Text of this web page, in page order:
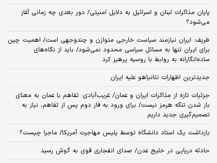
پایان مذاکرات لبنان و اسرائیل به دلایل امنیتی/ دور بعدی چه زمانی آغاز
می‌شود؟
ظریف: ایران نیازمند سیاست خارجی متوازن و چندوجهی است/ اهمیت چین
برای ایران تنها به مسائل سیاسی محدود نمی‌شود/ باید از نگاه‌های
ساده‌انگارانه به روابط با روسیه پرهیز کرد
جدیدترین اظهارات نتانیاهو علیه ایران
جزئیات تازه از مذاکرات ایران و عمان/ غریب‌آبادی: تفاهم با عمان به معنای
باز شدن تنگه هرمز نیست/ برای ورود به فاز دوم پس از تفاهم، نیاز به
تصمیم‌گیری جدید داریم
بازداشت یک استاد دانشگاه توسط پلیس مهاجرت آمریکا/ ماجرا چیست؟
حادثه دریایی در خلیج عدن/ صدای انفجاری قوی به گوش رسید